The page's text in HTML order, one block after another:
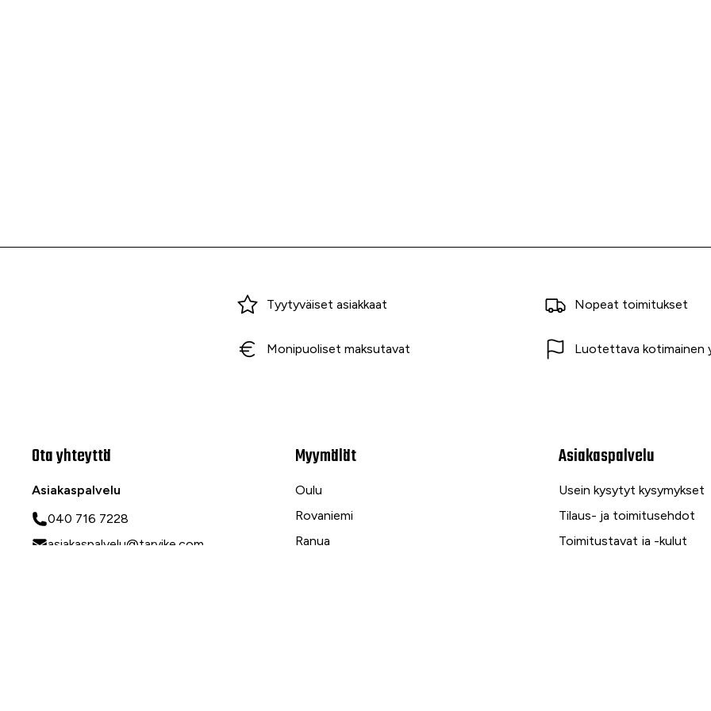
Tyytyväiset asiakkaat Nopeat toimitukset
Monipuoliset maksutavat Luotettava kotimainen
Ota yhteyttä
Asiakaspalvelu
040 716 7228
asiakaspalvelu@tarvike.com
Myymälät
Oulu
Rovaniemi
Ranua
Asiakaspalvelu
Usein kysytyt kysymykset
Tilaus- ja toimitusehdot
Toimitustavat ja -kulut